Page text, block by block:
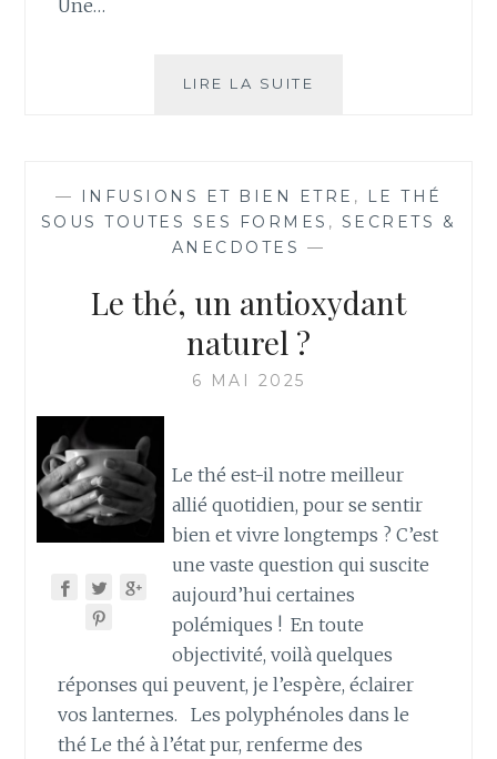
Une…
LIRE LA SUITE
LA
CAROTTE
ET
CHOCOLAT
CHAUD,
— INFUSIONS ET BIEN ETRE ,
LE THÉ
SOUS TOUTES SES FORMES , SECRETS &
ANECDOTES —
Le thé, un antioxydant
naturel ?
6 MAI 2025
Le thé est-il notre meilleur
allié quotidien, pour se sentir
bien et vivre longtemps ? C’est
une vaste question qui suscite
aujourd’hui certaines
polémiques ! En toute
objectivité, voilà quelques
réponses qui peuvent, je l’espère, éclairer
vos lanternes. Les polyphénoles dans le
thé Le thé à l’état pur, renferme des